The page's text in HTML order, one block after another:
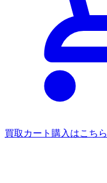
買取カート 購入はこちら